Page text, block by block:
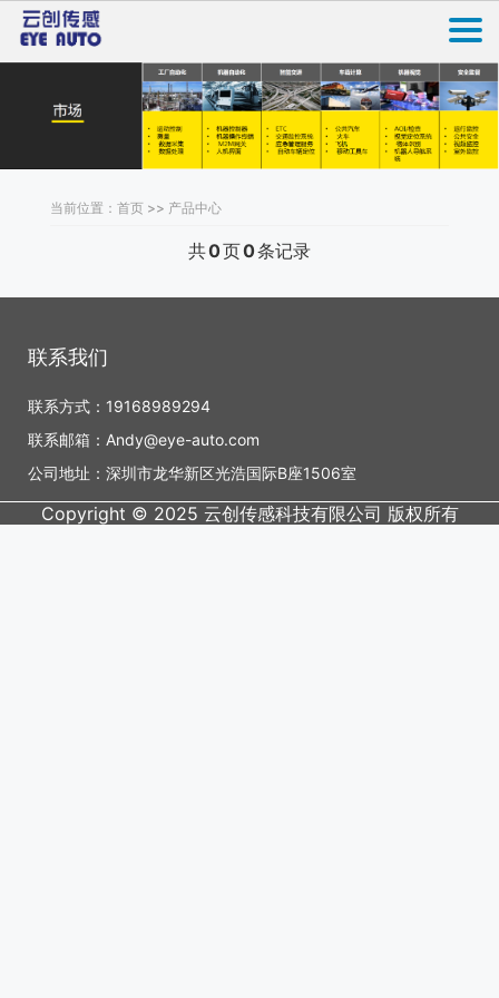
当前位置：首页 >> 产品中心
共0页0条记录
联系我们
联系方式：19168989294
联系邮箱：Andy@eye-auto.com
公司地址：深圳市龙华新区光浩国际B座1506室
Copyright © 2025 云创传感科技有限公司 版权所有